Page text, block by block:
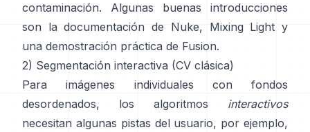
contaminación. Algunas buenas introducciones
son la documentación de Nuke, Mixing Light y
una demostración práctica de Fusion.
2) Segmentación interactiva (CV clásica)
Para imágenes individuales con fondos
desordenados, los algoritmos interactivos
necesitan algunas pistas del usuario, por ejemplo,